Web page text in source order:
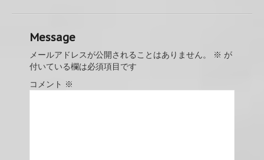
Message
メールアドレスが公開されることはありません。 ※ が
付いている欄は必須項目です
コメント ※